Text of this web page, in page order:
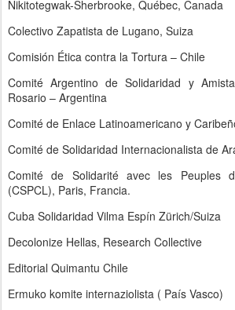
Nikitotegwak-Sherbrooke, Québec, Canada
Colectivo Zapatista de Lugano, Suiza
Comisión Ética contra la Tortura – Chile
Comité Argentino de Solidaridad y
Rosario – Argentina
Comité de Enlace Latinoamericano y
Comité de Solidaridad Internacionalista de
Comité de Solidarité avec les Peuples
(CSPCL), Paris, Francia.
Cuba Solidaridad Vilma Espín Zürich/Suiza
Decolonize Hellas, Research Collective
Editorial Quimantu Chile
Ermuko komite internaziolista ( País Vasco)